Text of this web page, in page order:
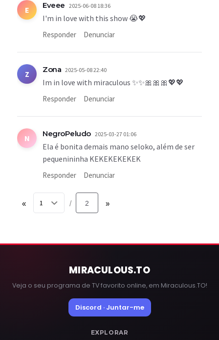
E Eveee 2025-06-08 18:36
I'm in love with this show 😭💖
Responder Denunciar
Z Zona 2025-05-08 22:40
Im in love with miraculous ✨️✨️🎀🎀🎀💖💖
Responder Denunciar
N NegroPeludo 2025-03-27 01:06
Ela é bonita demais mano seloko, além de ser
pequenininha KEKEKEKEKEK
Responder Denunciar
« / 2 »
MIRACULOUS.TO
Veja o seu programa de TV favorito online, em Miraculous.TO!
Discord · Juntar-me
EXPLORAR